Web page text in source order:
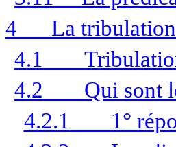
4
La
4.1
4.2
Qui sont
4.2.1
1°